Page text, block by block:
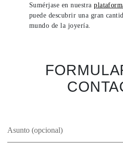
Sumérjase en nuestra
puede descubrir una gran
mundo de la joyería.